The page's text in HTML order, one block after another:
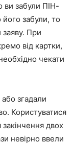
ви забули ПІН-
забули, то
заяву. При
від картки,
чекати
згадали
Користуватися
двох
невірно ввели